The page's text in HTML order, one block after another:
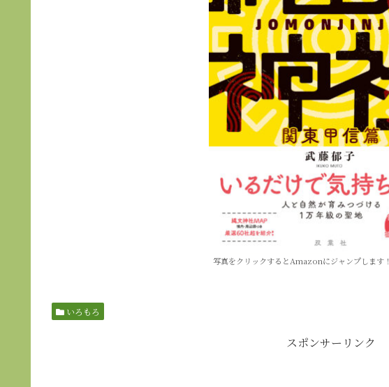
写真をクリックするとAmazonにジャンプします！
いろもろ
スポンサーリンク